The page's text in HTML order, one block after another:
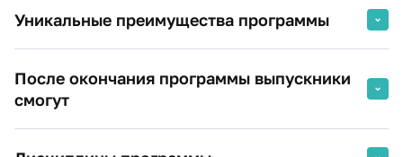
Уникальные преимущества программы
ИТ компаниях; в ИТ подразделениях
государственных и муниципальных организаций, в
После окончания программы выпускники
смогут